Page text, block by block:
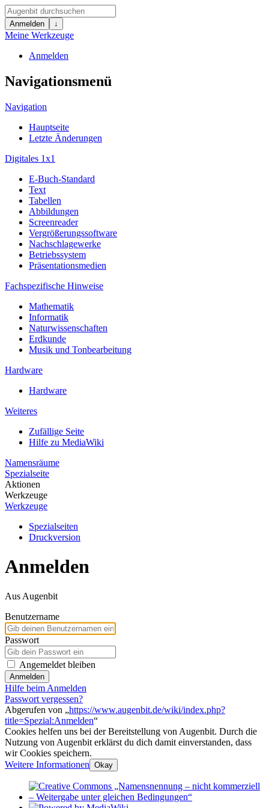
Anmelden ↓
Meine Werkzeuge
Anmelden
Navigationsmenü
Navigation
Hauptseite
Letzte Änderungen
Digitales 1x1
E-Buch-Standard
Text
Tabellen
Abbildungen
Screenreader
Vergrößerungssoftware
Nachschlagewerke
Betriebssystem
Präsentationsmedien
Fachspezifische Hinweise
Mathematik
Informatik
Naturwissenschaften
Erdkunde
Musik und Tonbearbeitung
Hardware
Hardware
Weiteres
Zufällige Seite
Hilfe zu MediaWiki
Namensräume
Spezialseite
Aktionen
Werkzeuge
Werkzeuge
Spezialseiten
Druckversion
Anmelden
Aus Augenbit
Benutzername
Passwort
Angemeldet bleiben
Anmelden
Hilfe beim Anmelden
Passwort vergessen?
Abgerufen von „https://www.augenbit.de/wiki/index.php?
title=Spezial:Anmelden“
Cookies helfen uns bei der Bereitstellung von Augenbit. Durch die
Nutzung von Augenbit erklärst du dich damit einverstanden, dass
wir Cookies speichern.
Weitere Informationen Okay